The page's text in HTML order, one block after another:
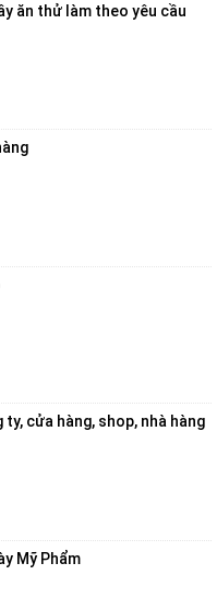
ăn thử làm theo yêu cầu
ty, cửa hàng, shop, nhà hàng
Mỹ Phẩm